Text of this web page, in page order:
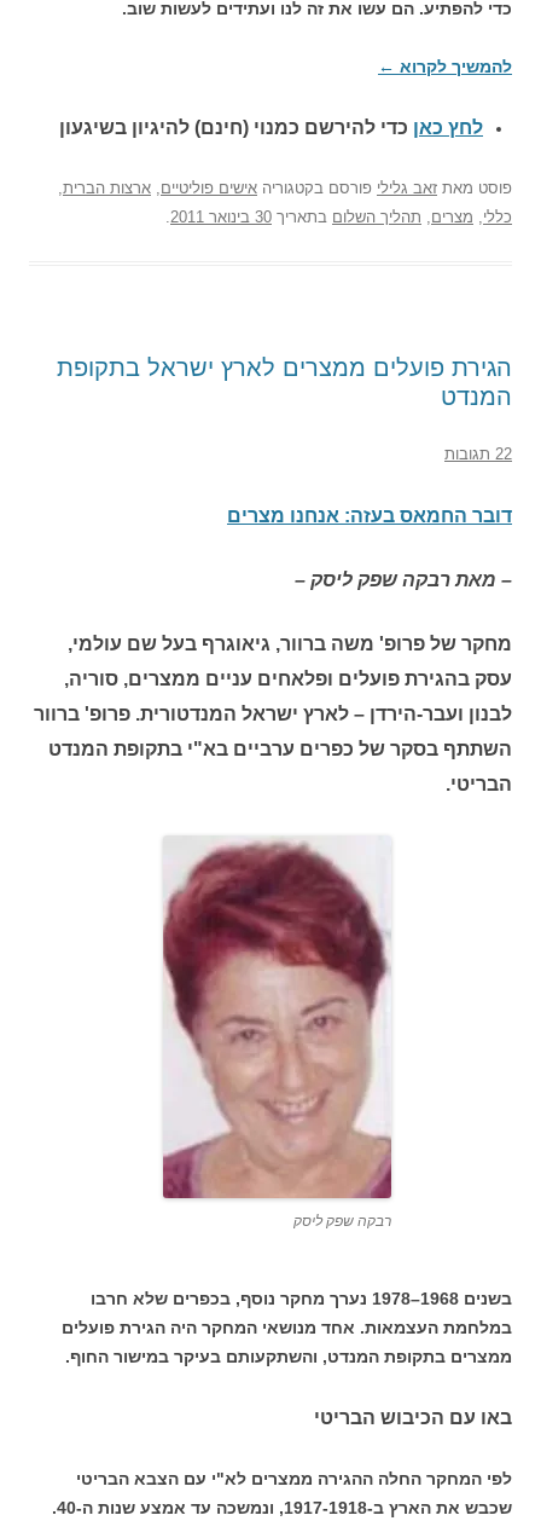
כדי להפתיע. הם עשו את זה לנו ועתידים לעשות שוב.
להמשיך לקרוא ←
לחץ כאן כדי להירשם כמנוי (חינם) להיגיון בשיגעון
פוסט מאת זאב גלילי פורסם בקטגוריה אישים פוליטיים ארצות הברית
כללי
מצרים תהליך השלום בתאריך 30 בינואר 2011
הגירת פועלים ממצרים לארץ ישראל בתקופת
המנדט
22 תגובות
דובר החמאס בעזה: אנחנו מצרים
– מאת רבקה שפק ליסק –
מחקר של פרופ' משה ברוור, גיאוגרף בעל שם עולמי,
עסק בהגירת פועלים ופלאחים עניים ממצרים, סוריה,
לבנון ועבר-הירדן – לארץ ישראל המנדטורית. פרופ' ברוור
השתתף בסקר של כפרים ערביים בא"י בתקופת המנדט
הבריטי.
רבקה שפק ליסק
בשנים 1968–1978 נערך מחקר נוסף, בכפרים שלא חרבו
במלחמת העצמאות. אחד מנושאי המחקר היה הגירת פועלים
ממצרים בתקופת המנדט, והשתקעותם בעיקר במישור החוף.
באו עם הכיבוש הבריטי
לפי המחקר החלה ההגירה ממצרים לא"י עם הצבא הבריטי
שכבש את הארץ ב-1917-1918, ונמשכה עד אמצע שנות ה-40.